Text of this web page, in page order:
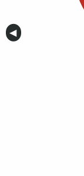
Anterior
◀︎